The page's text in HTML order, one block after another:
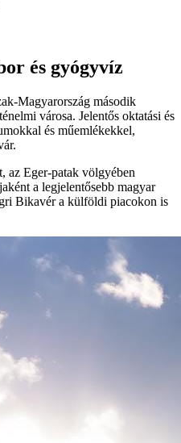
és gyógyvíz
Magyarország második
városa. Jelentős oktatási és
és műemlékekkel,
az Eger-patak völgyében
a legjelentősebb magyar
Bikavér a külföldi piacokon is